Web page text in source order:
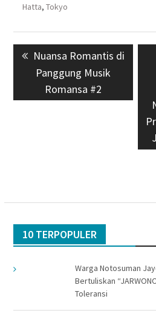
Hatta, Tokyo
Navigasi
pos Previous
post:
Nuansa Romantis di
Panggung Musik
Romansa #2
10 TERPOPULER
Warga Notosuman
Bertuliskan
Toleransi